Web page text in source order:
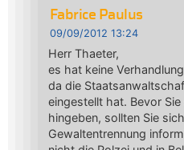
Fabrice Paulus
09/09/2012 13:24
Herr Thaeter,
es hat keine
da die
eingestellt hat. Bevor
hingeben, sollten Sie
Gewaltentrennung